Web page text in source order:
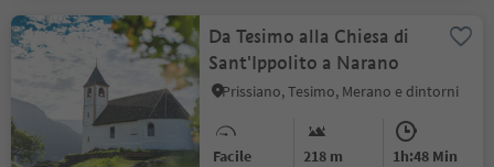
Da Tesimo alla Chiesa di
Sant'Ippolito a Narano
Prissiano, Tesimo, Merano e dintorni
Facile 218 m 1h:48 Min